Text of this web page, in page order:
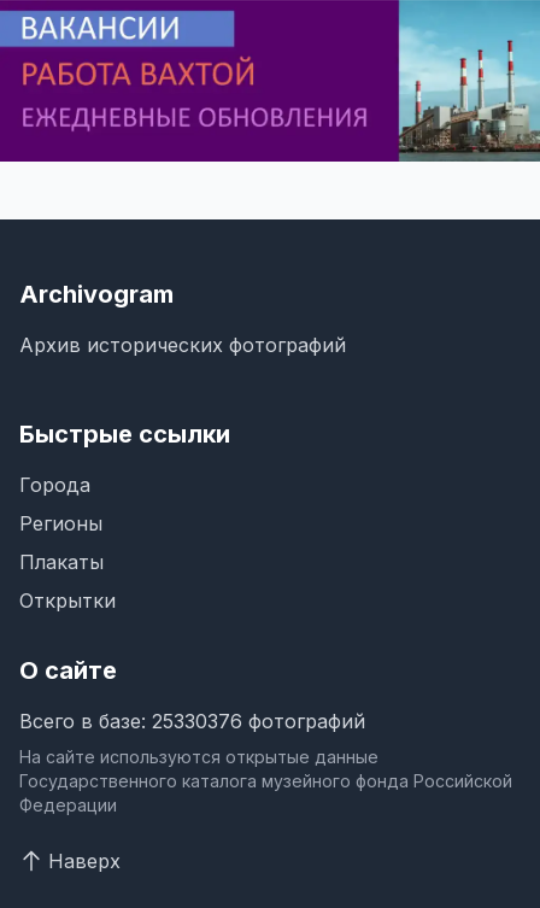
Archivogram
Архив исторических фотографий
Быстрые ссылки
Города
Регионы
Плакаты
Открытки
О сайте
Всего в базе: 25330376 фотографий
На сайте используются открытые данные
Государственного каталога музейного фонда Российской
Федерации
Наверх